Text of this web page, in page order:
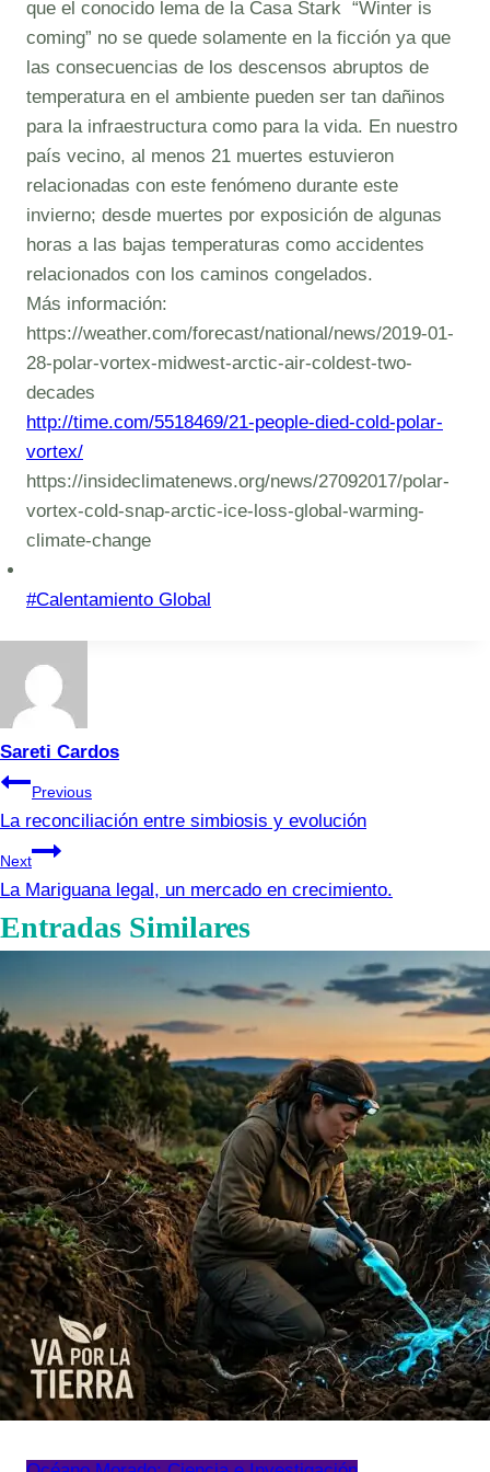
que el conocido lema de la Casa Stark “Winter is
coming” no se quede solamente en la ficción ya que
las consecuencias de los descensos abruptos de
temperatura en el ambiente pueden ser tan dañinos
para la infraestructura como para la vida. En nuestro
país vecino, al menos 21 muertes estuvieron
relacionadas con este fenómeno durante este
invierno; desde muertes por exposición de algunas
horas a las bajas temperaturas como accidentes
relacionados con los caminos congelados.
Más información:
https://weather.com/forecast/national/news/2019-01-
28-polar-vortex-midwest-arctic-air-coldest-two-
decades
http://time.com/5518469/21-people-died-cold-polar-
vortex/
https://insideclimatenews.org/news/27092017/polar-
vortex-cold-snap-arctic-ice-loss-global-warming-
climate-change
Post
#Calentamiento Global
Sareti Cardos
Navegación
de
entradas
Previous
La reconciliación entre simbiosis y evolución
Next
La Mariguana legal, un mercado en crecimiento.
Entradas Similares